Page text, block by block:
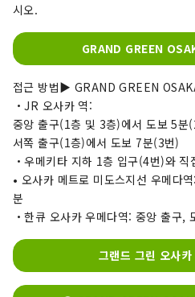
시오.
GRAND GREEN
접근 방법▶ GRAND GREEN
・JR 오사카 역:
중앙 출구(1층 및 3층)에서 도보 5분
서쪽 출구(1층)에서 도보 7분(3번)
・우메키타 지하 1층 입구(4번)와 직
• 오사카 메트로 미도스지선 우메다
분
・한큐 오사카 우메다역: 중앙 출구
그랜드 그린 오사